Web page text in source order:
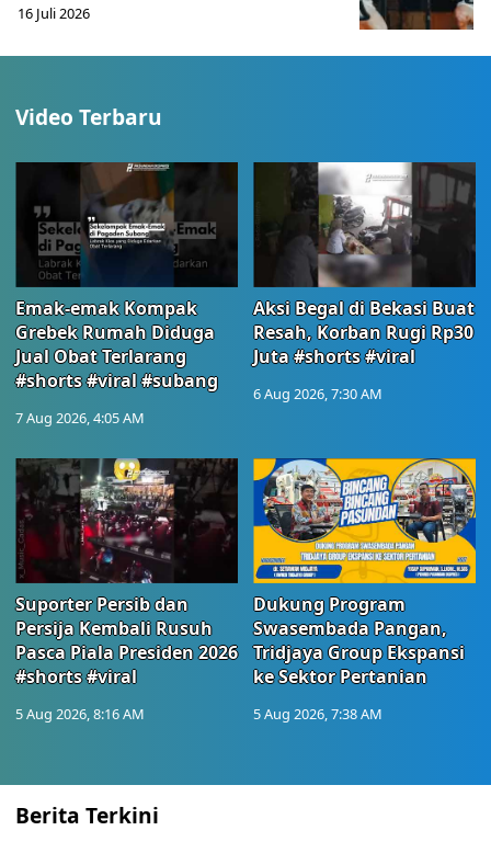
16 Juli 2026
Video Terbaru
Emak-emak Kompak
Grebek Rumah Diduga
Jual Obat Terlarang
#shorts #viral #subang
7 Aug 2026, 4:05 AM
Aksi Begal di Bekasi Buat
Resah, Korban Rugi Rp30
Juta #shorts #viral
6 Aug 2026, 7:30 AM
Suporter Persib dan
Persija Kembali Rusuh
Pasca Piala Presiden 2026
#shorts #viral
5 Aug 2026, 8:16 AM
Dukung Program
Swasembada Pangan,
Tridjaya Group Ekspansi
ke Sektor Pertanian
5 Aug 2026, 7:38 AM
Berita Terkini